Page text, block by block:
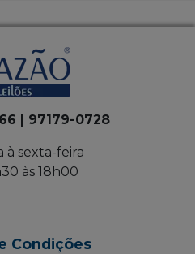
| 97179-0728
à sexta-feira
às 18h00
Condições